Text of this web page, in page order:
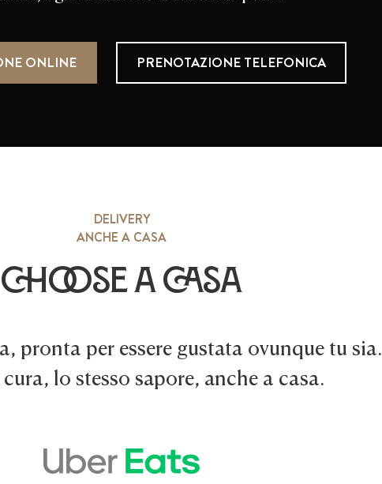
ONLINE PRENOTAZIONE TELEFONICA
DELIVERY
ANCHE A CASA
Choose a casa
pronta per essere gustata ovunque tu sia.
lo stesso sapore, anche a casa.
Pedir en La Pájara